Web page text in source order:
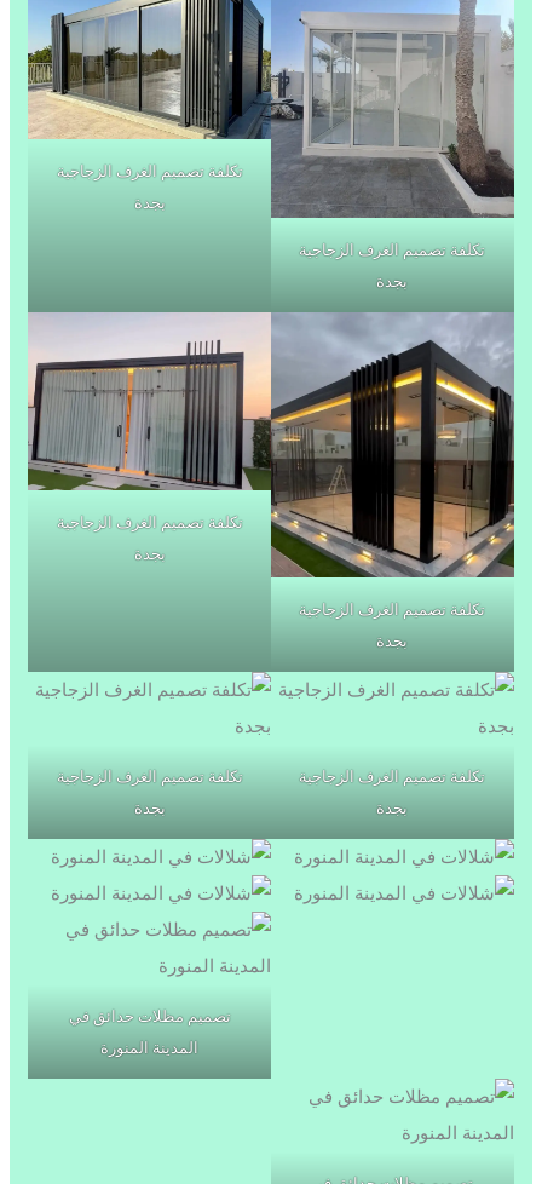
تكلفة تصميم الغرف الزجاجية
بجدة
تكلفة تصميم الغرف الزجاجية
بجدة
تكلفة تصميم الغرف الزجاجية
بجدة
تكلفة تصميم الغرف الزجاجية
بجدة
تكلفة تصميم الغرف الزجاجية
بجدة
تكلفة تصميم الغرف الزجاجية
بجدة
تصميم مظلات حدائق في
المدينة المنورة